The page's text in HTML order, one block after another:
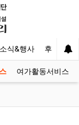
식&행사 후원&자
여가활동서비스